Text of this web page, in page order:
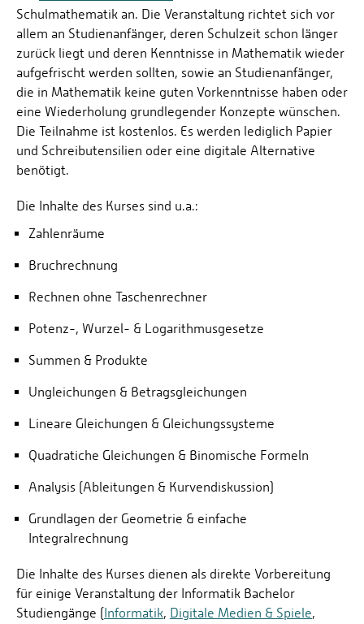
Schulmathematik an. Die Veranstaltung richtet sich vor
allem an Studienanfänger, deren Schulzeit schon länger
zurück liegt und deren Kenntnisse in Mathematik wieder
aufgefrischt werden sollten, sowie an Studienanfänger,
die in Mathematik keine guten Vorkenntnisse haben oder
eine Wiederholung grundlegender Konzepte wünschen.
Die Teilnahme ist kostenlos. Es werden lediglich Papier
und Schreibutensilien oder eine digitale Alternative
benötigt.
Die Inhalte des Kurses sind u.a.:
Zahlenräume
Bruchrechnung
Rechnen ohne Taschenrechner
Potenz-, Wurzel- & Logarithmusgesetze
Summen & Produkte
Ungleichungen & Betragsgleichungen
Lineare Gleichungen & Gleichungssysteme
Quadratiche Gleichungen & Binomische Formeln
Analysis (Ableitungen & Kurvendiskussion)
Grundlagen der Geometrie & einfache
Integralrechnung
Die Inhalte des Kurses dienen als direkte Vorbereitung
für einige Veranstaltung der Informatik Bachelor
Studiengänge ( Informatik, Digitale Medien & Spiele,